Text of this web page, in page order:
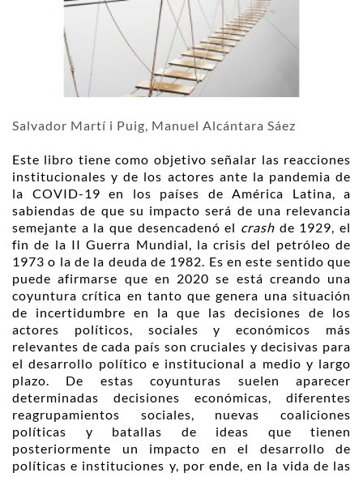
Salvador Martí i Puig, Manuel Alcántara Sáez
Este libro tiene como objetivo señalar las reacciones
institucionales y de los actores ante la pandemia de
la COVID-19 en los países de América Latina, a
sabiendas de que su impacto será de una relevancia
semejante a la que desencadenó el crash de 1929, el
fin de la II Guerra Mundial, la crisis del petróleo de
1973 o la de la deuda de 1982. Es en este sentido que
puede afirmarse que en 2020 se está creando una
coyuntura crítica en tanto que genera una situación
de incertidumbre en la que las decisiones de los
actores políticos, sociales y económicos más
relevantes de cada país son cruciales y decisivas para
el desarrollo político e institucional a medio y largo
plazo. De estas coyunturas suelen aparecer
determinadas decisiones económicas, diferentes
reagrupamientos sociales, nuevas coaliciones
políticas y batallas de ideas que tienen
posteriormente un impacto en el desarrollo de
políticas e instituciones y, por ende, en la vida de las